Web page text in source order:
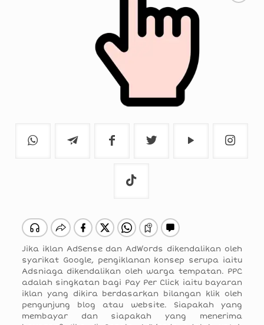
Jika iklan AdSense dan AdWords dikendalikan oleh
syarikat Google, pengiklanan konsep serupa iaitu
Adsniaga dikendalikan oleh warga tempatan. PPC
adalah singkatan bagi Pay Per Click iaitu bayaran
iklan yang dikira berdasarkan bilangan klik oleh
pengunjung blog atau website. Siapakah yang
membayar dan siapakah yang menerima